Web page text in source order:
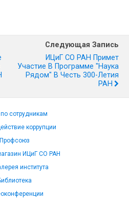
Следующая Запись
ИЦиГ СО РАН Примет
Участие В Программе "Наука
Рядом" В Честь 300-Летия
РАН
сотрудникам
коррупции
Профсоюз
ИЦиГ СО РАН
института